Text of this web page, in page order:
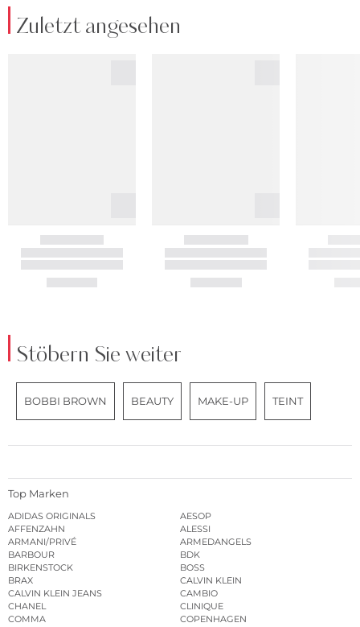
Zuletzt angesehen
Stöbern Sie weiter
BOBBI BROWN BEAUTY MAKE-UP TEINT
Top Marken
ADIDAS ORIGINALS
AESOP
AFFENZAHN
ALESSI
ARMANI/PRIVÉ
ARMEDANGELS
BARBOUR
BDK
BIRKENSTOCK
BOSS
BRAX
CALVIN KLEIN
CALVIN KLEIN JEANS
CAMBIO
CHANEL
CLINIQUE
COMMA
COPENHAGEN